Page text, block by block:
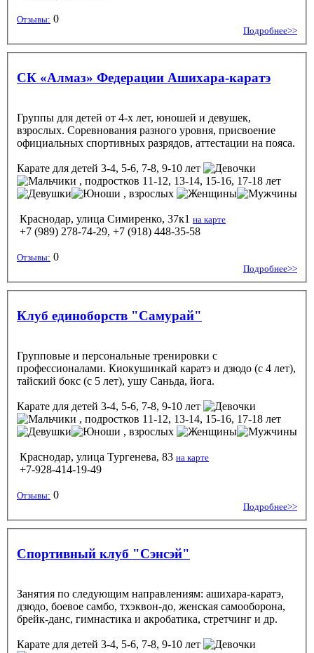
Отзывы: 0
Подробнее>>
СК «Алмаз» Федерации Ашихара-каратэ
Группы для детей от 4-х лет, юношей и девушек,
взрослых. Соревнования разного уровня, присвоение
официальных спортивных разрядов, аттестации на пояса.
Карате для детей 3-4, 5-6, 7-8, 9-10 лет
, подростков 11-12, 13-14, 15-16, 17-18 лет
, взрослых
Краснодар, улица Симиренко, 37к1 на карте
+7 (989) 278-74-29, +7 (918) 448-35-58
Отзывы: 0
Подробнее>>
Клуб единоборств "Самурай"
Групповые и персональные тренировки с
профессионалами. Киокушинкай каратэ и дзюдо (с 4 лет),
тайский бокс (с 5 лет), ушу Саньда, йога.
Карате для детей 3-4, 5-6, 7-8, 9-10 лет
, подростков 11-12, 13-14, 15-16, 17-18 лет
, взрослых
Краснодар, улица Тургенева, 83 на карте
+7-928-414-19-49
Отзывы: 0
Подробнее>>
Спортивный клуб "Сэнсэй"
Занятия по следующим направлениям: ашихара-каратэ,
дзюдо, боевое самбо, тхэквон-до, женская самооборона,
брейк-данс, гимнастика и акробатика, стретчинг и др.
Карате для детей 3-4, 5-6, 7-8, 9-10 лет